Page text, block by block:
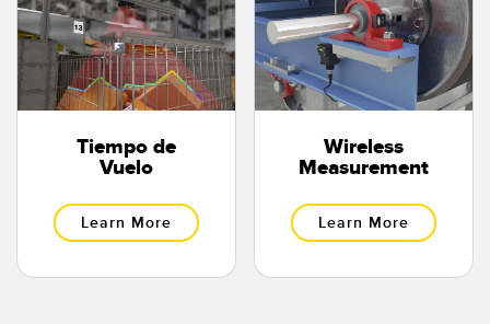
Tiempo de
Vuelo
Learn More
Wireless
Measurement
Learn More